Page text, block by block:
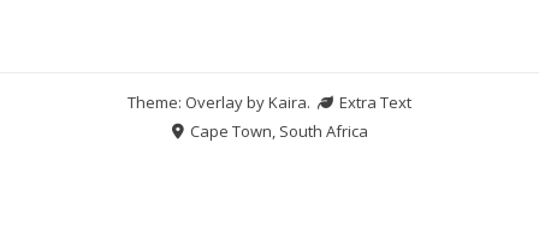
Theme: Overlay byKaira.
Extra Text
Cape Town, South Africa